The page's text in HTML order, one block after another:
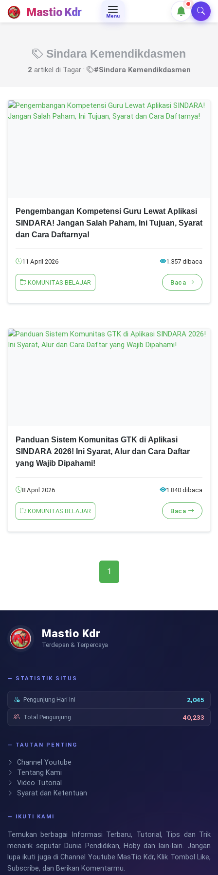
Mastio Kdr Menu
Sindara Kemendikdasmen
2 artikel di Tagar : #Sindara Kemendikdasmen
Pengembangan Kompetensi Guru Lewat Aplikasi
SINDARA! Jangan Salah Paham, Ini Tujuan, Syarat
dan Cara Daftarnya!
11 April 2026 1.357 dibaca
KOMUNITAS BELAJAR Baca
Panduan Sistem Komunitas GTK di Aplikasi
SINDARA 2026! Ini Syarat, Alur dan Cara Daftar
yang Wajib Dipahami!
8 April 2026 1.840 dibaca
KOMUNITAS BELAJAR Baca
1
Mastio Kdr
Terdepan & Terpercaya
— STATISTIK SITUS
Pengunjung Hari Ini 2,045
Total Pengunjung 40,233
— TAUTAN PENTING
Channel Youtube
Tentang Kami
Video Tutorial
Syarat dan Ketentuan
— IKUTI KAMI
Temukan berbagai Informasi Terbaru, Tutorial, Tips dan Trik
menarik seputar Dunia Pendidikan, Hoby dan lain-lain. Jangan
lupa ikuti juga di Channel Youtube MasTio Kdr, Klik Tombol Like,
Subscribe, dan Berikan Komentarmu.